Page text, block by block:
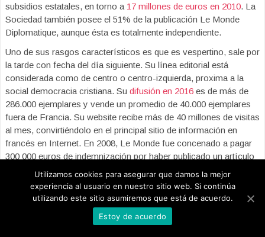
subsidios estatales, en torno a 17 millones de euros en 2010. La
Sociedad también posee el 51% de la publicación Le Monde
Diplomatique, aunque ésta es totalmente independiente.
Uno de sus rasgos característicos es que es vespertino, sale por
la tarde con fecha del día siguiente. Su línea editorial está
considerada como de centro o centro-izquierda, proxima a la
social democracia cristiana. Su difusión en 2016 es de más de
286.000 ejemplares y vende un promedio de 40.000 ejemplares
fuera de Francia. Su website recibe más de 40 millones de visitas
al mes, convirtiéndolo en el principal sitio de información en
francés en Internet. En 2008, Le Monde fue concenado a pagar
300 000 euros de indemnización por haber publicado un artículo
sobre prácticas dopantes en el FC Barcelona.
Le Monde es un diario vespertino francés fundado en 1944 y
considerado el periódico de referencia del país. Está editado por
el Grupo Le Monde que tras dificultades económicas
controlado desde 2010 por los empresarios Pierre Bergé y
Utilizamos cookies para asegurar que damos la mejor
experiencia al usuario en nuestro sitio web. Si continúa
utilizando este sitio asumiremos que está de acuerdo.
Estoy de acuerdo